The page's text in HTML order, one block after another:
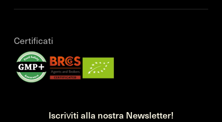
Certificati
Iscriviti alla nostra Newsletter!